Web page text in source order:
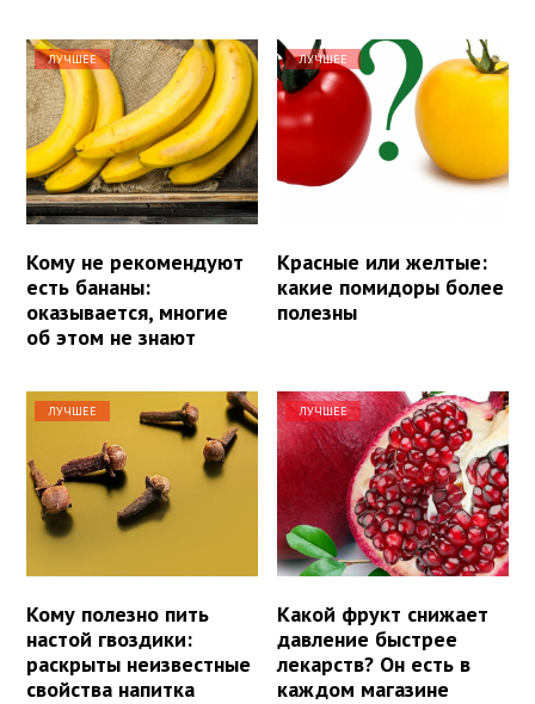
ЛУЧШЕЕ
Кому не рекомендуют
есть бананы:
оказывается, многие
об этом не знают
ЛУЧШЕЕ
Красные или желтые:
какие помидоры более
полезны
ЛУЧШЕЕ
Кому полезно пить
настой гвоздики:
раскрыты неизвестные
свойства напитка
ЛУЧШЕЕ
Какой фрукт снижает
давление быстрее
лекарств? Он есть в
каждом магазине